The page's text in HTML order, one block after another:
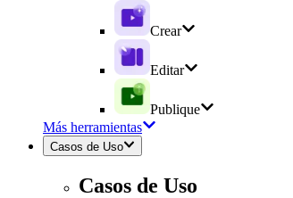
Crear
Editar
Publique
Más herramientas
Casos de Uso
Casos de Uso